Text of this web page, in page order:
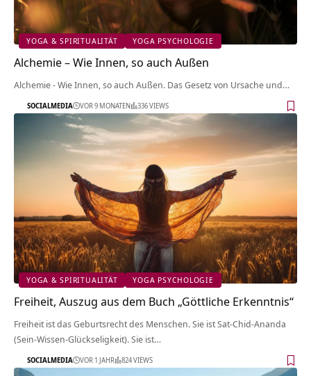
YOGA & SPIRITUALITÄT YOGA PSYCHOLOGIE
Alchemie – Wie Innen, so auch Außen
Alchemie - Wie Innen, so auch Außen. Das Gesetz von Ursache und…
SOCIALMEDIA VOR 9 MONATEN 336 VIEWS
YOGA & SPIRITUALITÄT YOGA PSYCHOLOGIE
Freiheit, Auszug aus dem Buch „Göttliche Erkenntnis“
Freiheit ist das Geburtsrecht des Menschen. Sie ist Sat-Chid-Ananda
(Sein-Wissen-Glückseligkeit). Sie ist…
SOCIALMEDIA VOR 1 JAHR 824 VIEWS